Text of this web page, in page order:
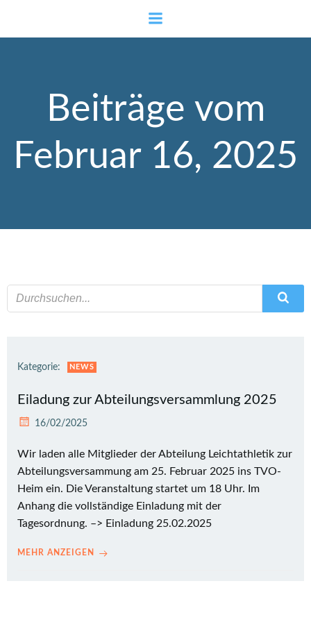
Inhalt
springen
Beiträge vom
Februar 16, 2025
Kategorie: NEWS
Eiladung zur Abteilungsversammlung 2025
16/02/2025
Wir laden alle Mitglieder der Abteilung Leichtathletik zur
Abteilungsversammung am 25. Februar 2025 ins TVO-
Heim ein. Die Veranstaltung startet um 18 Uhr. Im
Anhang die vollständige Einladung mit der
Tagesordnung. –> Einladung 25.02.2025
MEHR ANZEIGEN